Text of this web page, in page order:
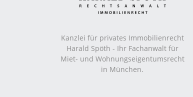
Kanzlei für privates Immobilienrecht
Harald Spöth - Ihr Fachanwalt für
Miet- und Wohnungseigentumsrecht
in München.